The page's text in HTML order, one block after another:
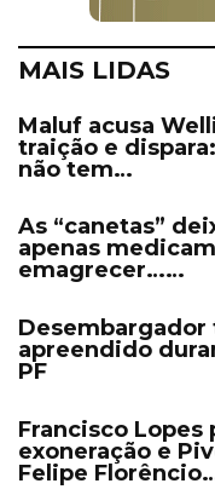
MAIS LIDAS
Maluf acusa
traição e
não tem…
As “canetas”
apenas
emagrecer……
Desembargador
apreendido
PF
Francisco Lopes
exoneração e
Felipe